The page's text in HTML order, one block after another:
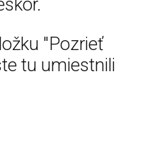
"Pozrieť
tu umiestnili